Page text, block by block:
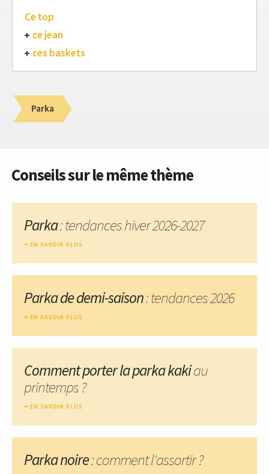
Ce top
ce jean
ces baskets
Parka
Conseils sur le même thème
Parka: tendances hiver 2026-2027
EN SAVOIR PLUS
Parka de demi-saison: tendances 2026
EN SAVOIR PLUS
Comment porter la parka kakiau
printemps ?
EN SAVOIR PLUS
Parka noire: comment l'assortir ?